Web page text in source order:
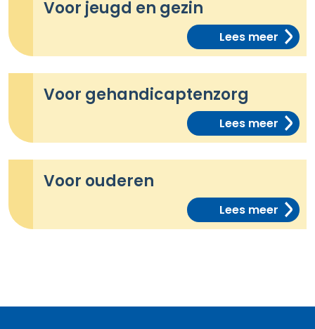
Voor jeugd en gezin
Lees meer
Voor gehandicaptenzorg
Lees meer
Voor ouderen
Lees meer